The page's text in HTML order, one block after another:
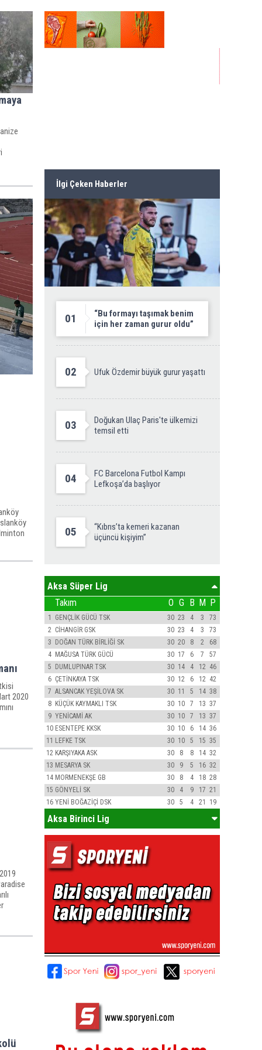
2020
İlgi Çeken Haberler
01
“Bu formayı taşımak benim
için her zaman gurur oldu”
02 Ufuk Özdemir büyük gurur yaşattı
03
Doğukan Ulaç Paris'te ülkemizi
temsil etti
04
FC Barcelona Futbol Kampı
Lefkoşa’da başlıyor
05
“Kıbrıs’ta kemeri kazanan
üçüncü kişiyim”
Aksa Süper Lig
Takım O G B M P
1 GENÇLİK GÜCÜ TSK 30 23 4 3
73
2 CİHANGİR GSK 30 23 4 3
73
3 DOĞAN TÜRK BİRLİĞİ SK 30 20 8 2
68
4 MAĞUSA TÜRK GÜCÜ 30 17 6 7
57
5 DUMLUPINAR TSK 30 14 4 12 46
6 ÇETİNKAYA TSK 30 12 6 12 42
7 ALSANCAK YEŞİLOVA SK 30 11 5 14 38
8 KÜÇÜK KAYMAKLI TSK 30 10 7 13 37
9 YENİCAMİ AK 30 10 7 13 37
10 ESENTEPE KKSK 30 10 6 14 36
11 LEFKE TSK 30 10 5 15 35
12 KARŞIYAKA ASK 30 8 8 14 32
13 MESARYA SK 30 9 5 16 32
14 MORMENEKŞE GB 30 8 4 18 28
15 GÖNYELİ SK 30 4 9 17 21
16 YENİ BOĞAZİÇİ DSK 30 5 4 21 19
Aksa Birinci Lig